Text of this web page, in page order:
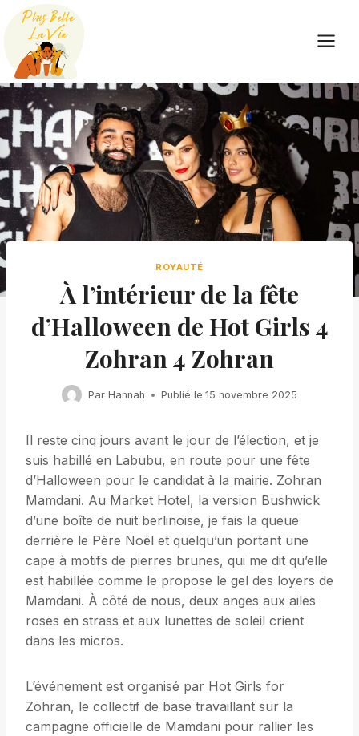
Skip
content
ROYAUTÉ
À l’intérieur de la fête
d’Halloween de Hot Girls 4
Zohran 4 Zohran
Par Hannah Publié le 15 novembre 2025
Il reste cinq jours avant le jour de l’élection, et je
suis habillé en Labubu, en route pour une fête
d’Halloween pour le candidat à la mairie. Zohran
Mamdani. Au Market Hotel, la version Bushwick
d’une boîte de nuit berlinoise, je fais la queue
derrière le Père Noël et quelqu’un portant une
cape à motifs de pierres brunes, qui me dit qu’elle
est habillée comme le propose le gel des loyers de
Mamdani. À côté de nous, deux anges aux ailes
roses en strass et aux lunettes de soleil crient
dans les micros.
L’événement est organisé par Hot Girls for
Zohran, le collectif de base travaillant sur la
campagne officielle de Mamdani pour rallier les